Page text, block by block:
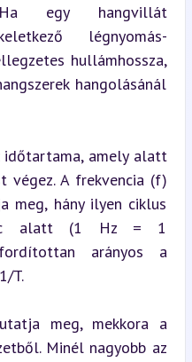
egy hangvillát
légnyomás-
hullámhossza,
hangolásánál
időtartama, amely alatt
végez. A frekvencia (f)
meg, hány ilyen ciklus
alatt (1 Hz = 1
arányos a
T.
meg, mekkora a
Minél nagyobb az